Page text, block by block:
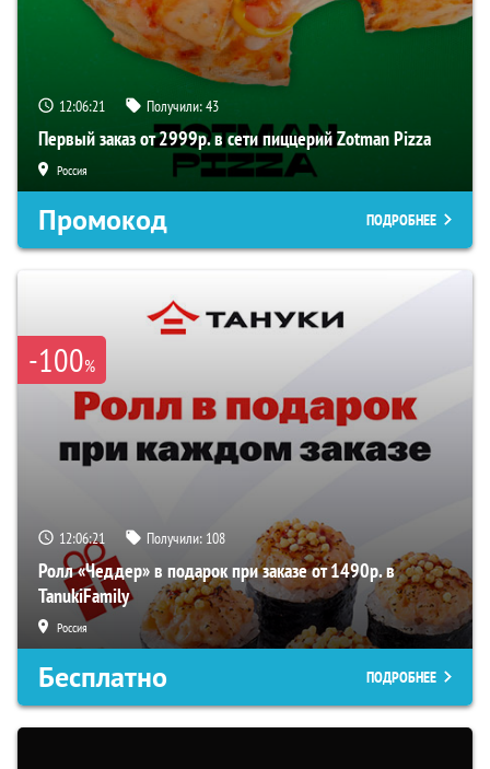
12:06:21 Получили:43
Первый заказ от 2999р. в сети пиццерий Zotman Pizza
Россия
Промокод ПОДРОБНЕЕ
-100%
12:06:21 Получили: 108
Ролл «Чеддер» в подарок при заказе от 1490р. в
TanukiFamily
Россия
Бесплатно ПОДРОБНЕЕ